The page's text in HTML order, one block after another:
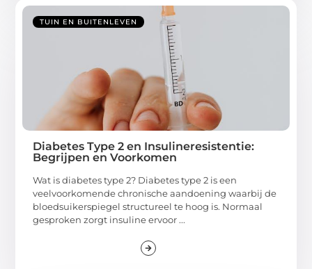
TUIN EN BUITENLEVEN
Diabetes Type 2 en Insulineresistentie:
Begrijpen en Voorkomen
Wat is diabetes type 2? Diabetes type 2 is een
veelvoorkomende chronische aandoening waarbij de
bloedsuikerspiegel structureel te hoog is. Normaal
gesproken zorgt insuline ervoor ...